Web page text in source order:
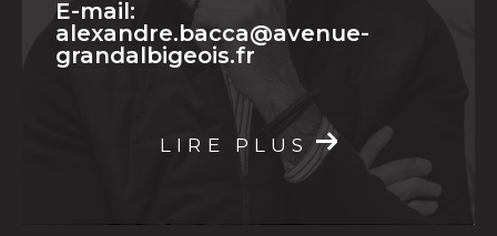
E-mail:
alexandre.bacca@avenue-
grandalbigeois.fr
LIRE PLUS